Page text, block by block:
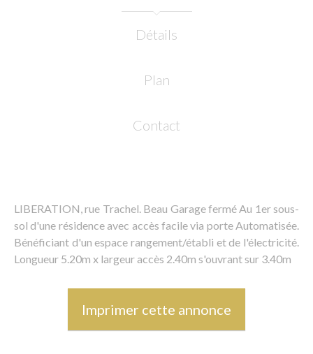
Détails
Plan
Contact
LIBERATION, rue Trachel. Beau Garage fermé Au 1er sous-
sol d'une résidence avec accès facile via porte Automatisée.
Bénéficiant d'un espace rangement/établi et de l'électricité.
Longueur 5.20m x largeur accès 2.40m s'ouvrant sur 3.40m
Imprimer cette annonce